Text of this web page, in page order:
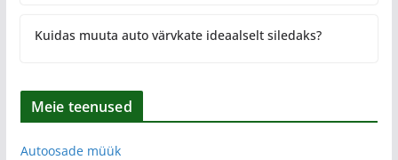
Kuidas muuta auto värvkate ideaalselt siledaks?
Meie teenused
Autoosade müük